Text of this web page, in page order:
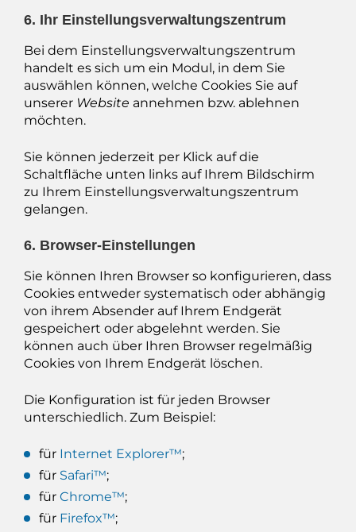
6. Ihr Einstellungsverwaltungszentrum
Bei dem Einstellungsverwaltungszentrum
handelt es sich um ein Modul, in dem Sie
auswählen können, welche Cookies Sie auf
unserer Website annehmen bzw. ablehnen
möchten.
Sie können jederzeit per Klick auf die
Schaltfläche unten links auf Ihrem Bildschirm
zu Ihrem Einstellungsverwaltungszentrum
gelangen.
6. Browser-Einstellungen
Sie können Ihren Browser so konfigurieren, dass
Cookies entweder systematisch oder abhängig
von ihrem Absender auf Ihrem Endgerät
gespeichert oder abgelehnt werden. Sie
können auch über Ihren Browser regelmäßig
Cookies von Ihrem Endgerät löschen.
Die Konfiguration ist für jeden Browser
unterschiedlich. Zum Beispiel:
für Internet Explorer™;
für Safari™;
für Chrome™;
für Firefox™;